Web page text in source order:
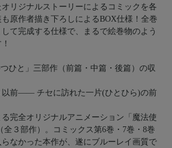
リジナルストーリーによるコミックを各
原作者描き下ろしによるBOX仕様！全巻
て完成する仕様で、まるで絵巻物のよう
ひと」三部作（前篇・中篇・後篇）の収
以前―― チセに訪れた一片(ひとひら)の前
完全オリジナルアニメーション「魔法使
全３部作）。コミックス第6巻・7巻・8巻
なかった本作が、遂にブルーレイ画質で